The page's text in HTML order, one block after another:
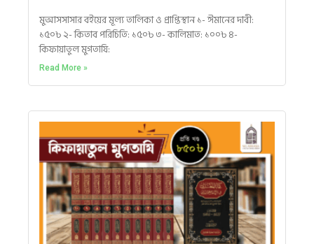
মুআসসাসার বইয়ের মূল্য তালিকা ও প্রাপ্তিস্থান ১- ঈমানের দাবী:
১৫০৳ ২- কিতাব পরিচিতি: ১৫০৳ ৩- কালিমাত: ১০০৳ ৪-
কিফায়াতুল মুগতাযি:
Read More »